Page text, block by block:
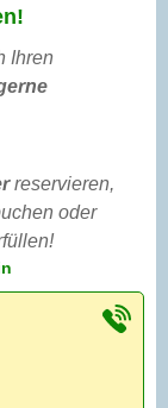
Ihren
reservieren,
oder